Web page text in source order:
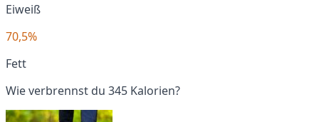
Eiweiß
70,5%
Fett
Wie verbrennst du 345 Kalorien?